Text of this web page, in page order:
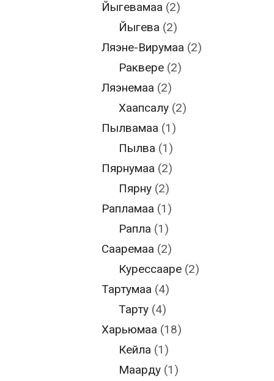
Йыгевамаа (2)
Йыгева (2)
Ляэне-Вирумаа (2)
Раквере (2)
Ляэнемаа (2)
Хаапсалу (2)
Пылвамаа (1)
Пылва (1)
Пярнумаа (2)
Пярну (2)
Рапламаа (1)
Рапла (1)
Сааремаа (2)
Курессааре (2)
Тартумаа (4)
Тарту (4)
Харьюмаа (18)
Кейла (1)
Маарду (1)